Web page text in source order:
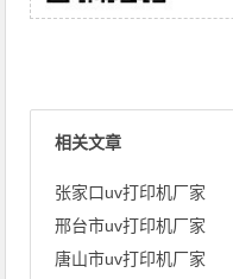
相关文章
张家口uv打印机厂家
邢台市uv打印机厂家
唐山市uv打印机厂家